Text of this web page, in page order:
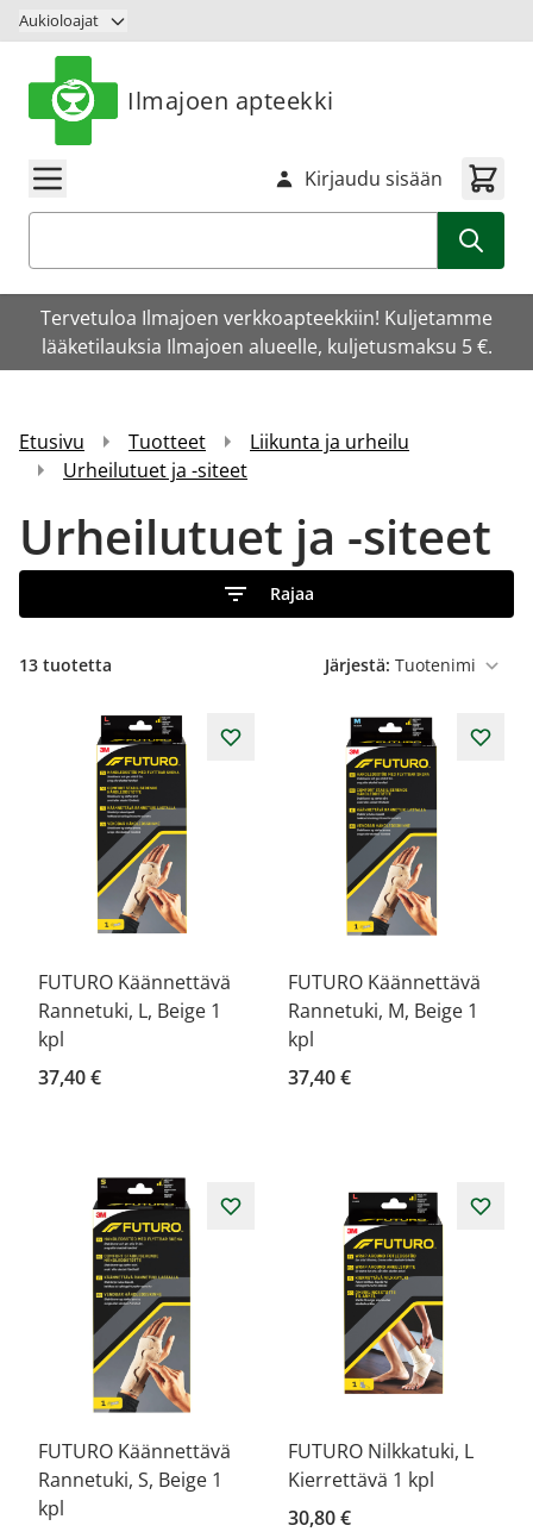
Siirry sisältöön
Aukioloajat
Ilmajoen apteekki
Kirjaudu sisään
Tervetuloa Ilmajoen verkkoapteekkiin! Kuljetamme
lääketilauksia Ilmajoen alueelle, kuljetusmaksu 5 €.
Etusivu Tuotteet
Liikunta ja urheilu
Urheilutuet ja -siteet
Urheilutuet ja -siteet
Rajaa
13 tuotetta Järjestä:
FUTURO Käännettävä
Rannetuki, L, Beige 1
kpl
37,40 €
FUTURO Käännettävä
Rannetuki, M, Beige 1
kpl
37,40 €
FUTURO Käännettävä
Rannetuki, S, Beige 1
kpl
FUTURO Nilkkatuki, L
Kierrettävä 1 kpl
30,80 €